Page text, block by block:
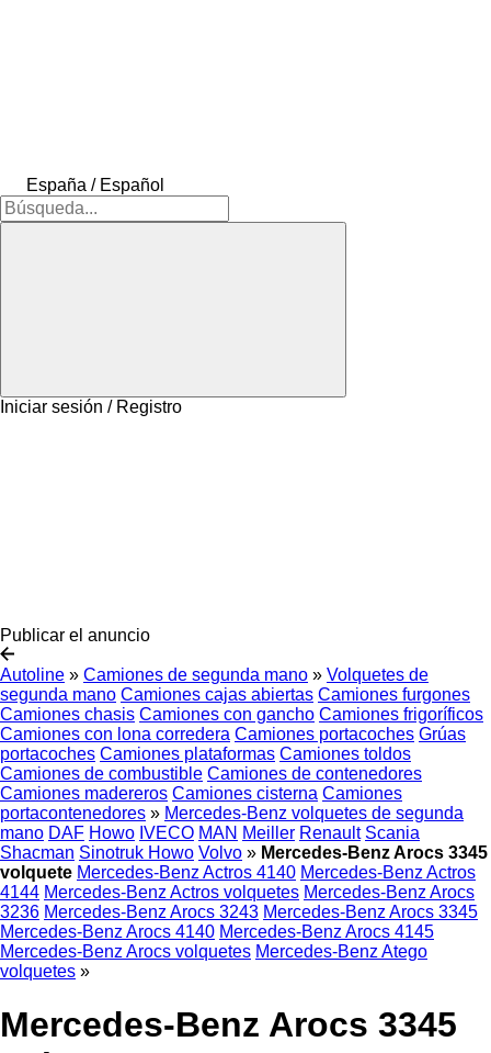
España / Español
Iniciar sesión / Registro
Publicar el anuncio
Autoline » Camiones de segunda mano » Volquetes de
segunda mano Camiones cajas abiertas Camiones furgones
Camiones chasis Camiones con gancho Camiones frigoríficos
Camiones con lona corredera Camiones portacoches Grúas
portacoches Camiones plataformas Camiones toldos
Camiones de combustible Camiones de contenedores
Camiones madereros Camiones cisterna Camiones
portacontenedores » Mercedes-Benz volquetes de segunda
mano DAF Howo IVECO MAN Meiller Renault Scania
Shacman Sinotruk Howo Volvo » Mercedes-Benz Arocs 3345
volquete Mercedes-Benz Actros 4140 Mercedes-Benz Actros
4144 Mercedes-Benz Actros volquetes Mercedes-Benz Arocs
3236 Mercedes-Benz Arocs 3243 Mercedes-Benz Arocs 3345
Mercedes-Benz Arocs 4140 Mercedes-Benz Arocs 4145
Mercedes-Benz Arocs volquetes Mercedes-Benz Atego
volquetes »
Mercedes-Benz Arocs 3345